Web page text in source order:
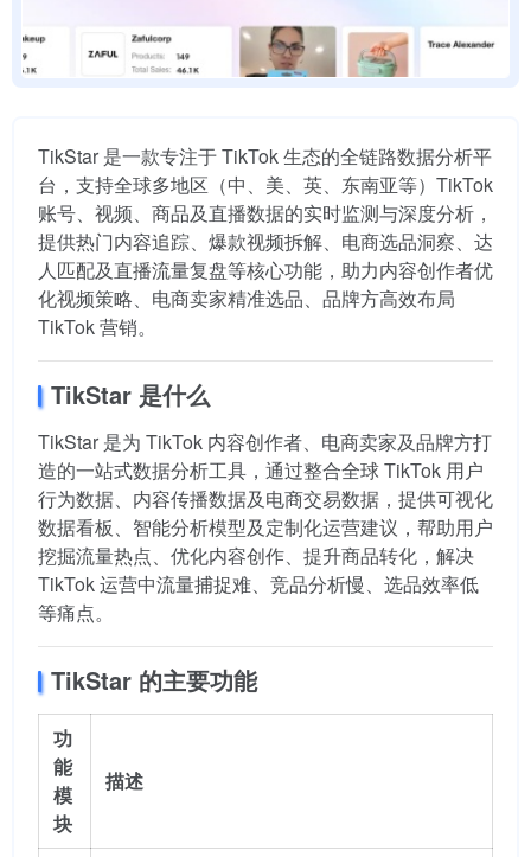
TikStar 是一款专注于 TikTok 生态的全链路数据分析平
台，支持全球多地区（中、美、英、东南亚等）TikTok
账号、视频、商品及直播数据的实时监测与深度分析，
提供热门内容追踪、爆款视频拆解、电商选品洞察、达
人匹配及直播流量复盘等核心功能，助力内容创作者优
化视频策略、电商卖家精准选品、品牌方高效布局
TikTok 营销。
TikStar 是什么
TikStar 是为 TikTok 内容创作者、电商卖家及品牌方打
造的一站式数据分析工具，通过整合全球 TikTok 用户
行为数据、内容传播数据及电商交易数据，提供可视化
数据看板、智能分析模型及定制化运营建议，帮助用户
挖掘流量热点、优化内容创作、提升商品转化，解决
TikTok 运营中流量捕捉难、竞品分析慢、选品效率低
等痛点。
TikStar 的主要功能
功
能
模
块
描述